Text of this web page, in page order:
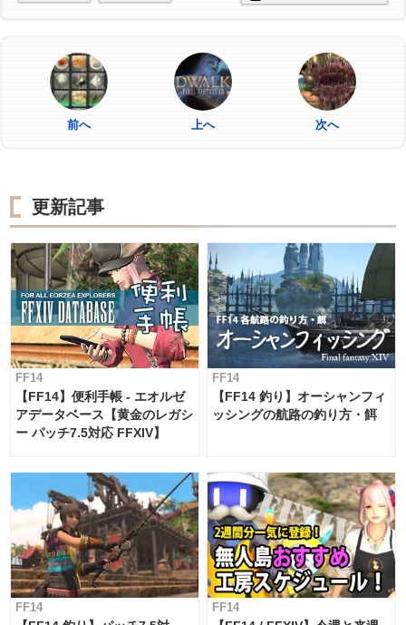
前へ 上へ 次へ
更新記事
FF14
【FF14】便利手帳 - エオルゼ
アデータベース【黄金のレガシ
ー パッチ7.5対応 FFXIV】
FF14
【FF14 釣り】オーシャンフィ
ッシングの航路の釣り方・餌
FF14 FF14